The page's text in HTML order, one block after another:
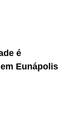
é
Eunápolis